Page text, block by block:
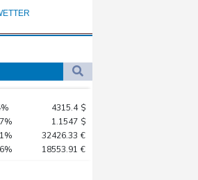
4315.4 $
1.1547 $
32426.33 €
18553.91 €